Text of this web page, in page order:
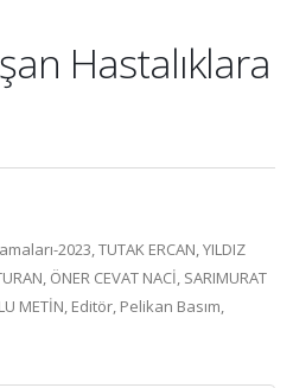
Hastalıklara
2023, TUTAK ERCAN, YILDIZ
ÖNER CEVAT NACİ, SARIMURAT
METİN, Editör, Pelikan Basım,